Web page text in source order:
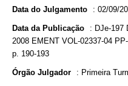
Data do Julgamento : 02/09/
Data da Publicação : DJe-197
2008 EMENT VOL-02337-04
p. 190-193
Órgão Julgador : Primeira